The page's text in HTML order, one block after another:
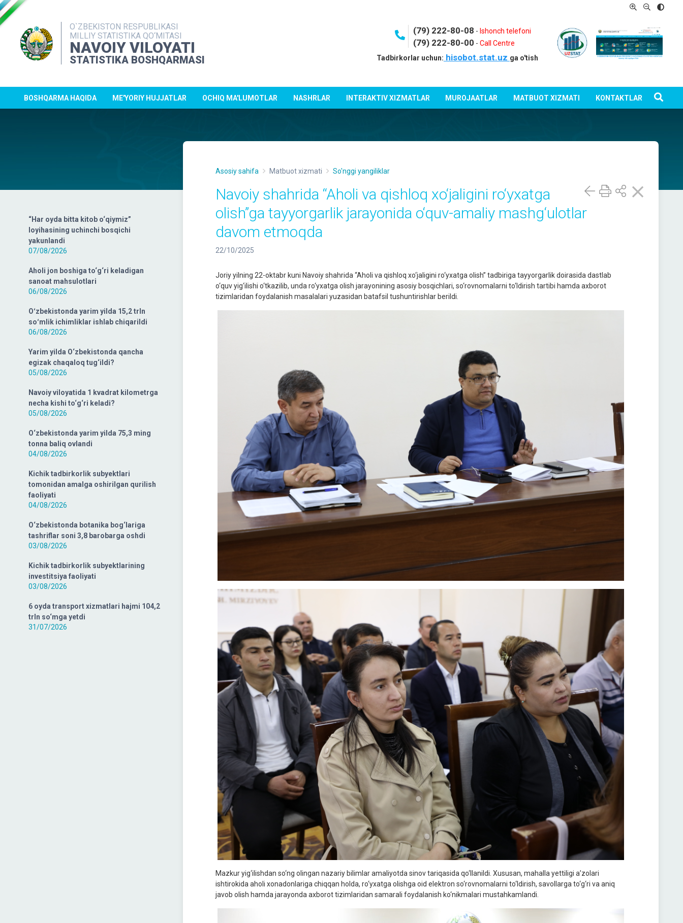
O`ZBEKISTON RESPUBLIKASI
MILLIY STATISTIKA QO‘MITASI
NAVOIY VILOYATI
STATISTIKA BOSHQARMASI
(79) 222-80-08 - Ishonch telefoni
(79) 222-80-00 -Call Centre
Tadbirkorlar uchun: hisobot.stat.uz ga o'tish
BOSHQARMA HAQIDA ME'YORIY HUJJATLAR OCHIQ MA'LUMOTLAR NASHRLAR INTERAKTIV XIZMATLAR MUROJAATLAR MATBUOT XIZMATI KONTAKTLAR
“Har oyda bitta kitob o‘qiymiz”
loyihasining uchinchi bosqichi
yakunlandi
07/08/2026
Aholi jon boshiga to‘g‘ri keladigan
sanoat mahsulotlari
06/08/2026
Oʻzbekistonda yarim yilda 15,2 trln
soʻmlik ichimliklar ishlab chiqarildi
06/08/2026
Yarim yilda O‘zbekistonda qancha
egizak chaqaloq tug‘ildi?
05/08/2026
Navoiy viloyatida 1 kvadrat kilometrga
necha kishi to‘g‘ri keladi?
05/08/2026
O‘zbekistonda yarim yilda 75,3 ming
tonna baliq ovlandi
04/08/2026
Kichik tadbirkorlik subyektlari
tomonidan amalga oshirilgan qurilish
faoliyati
04/08/2026
O‘zbekistonda botanika bog‘lariga
tashriflar soni 3,8 barobarga oshdi
03/08/2026
Kichik tadbirkorlik subyektlarining
investitsiya faoliyati
03/08/2026
6 oyda transport xizmatlari hajmi 104,2
trln so‘mga yetdi
31/07/2026
Asosiy sahifa Matbuot xizmati So'nggi yangiliklar
Navoiy shahrida “Aholi va qishloq xo‘jaligini ro‘yxatga
olish”ga tayyorgarlik jarayonida o‘quv-amaliy mashg‘ulotlar
davom etmoqda
22/10/2025
Joriy yilning 22-oktabr kuni Navoiy shahrida “Aholi va qishloq xo‘jaligini ro‘yxatga olish” tadbiriga tayyorgarlik doirasida dastlab
o‘quv yig‘ilishi o‘tkazilib, unda ro‘yxatga olish jarayonining asosiy bosqichlari, so‘rovnomalarni to‘ldirish tartibi hamda axborot
tizimlaridan foydalanish masalalari yuzasidan batafsil tushuntirishlar berildi.
Mazkur yig‘ilishdan so‘ng olingan nazariy bilimlar amaliyotda sinov tariqasida qo‘llanildi. Xususan, mahalla yettiligi a’zolari
ishtirokida aholi xonadonlariga chiqqan holda, ro‘yxatga olishga oid elektron so‘rovnomalarni to‘ldirish, savollarga to‘g‘ri va aniq
javob olish hamda jarayonda axborot tizimlaridan samarali foydalanish ko‘nikmalari mustahkamlandi.